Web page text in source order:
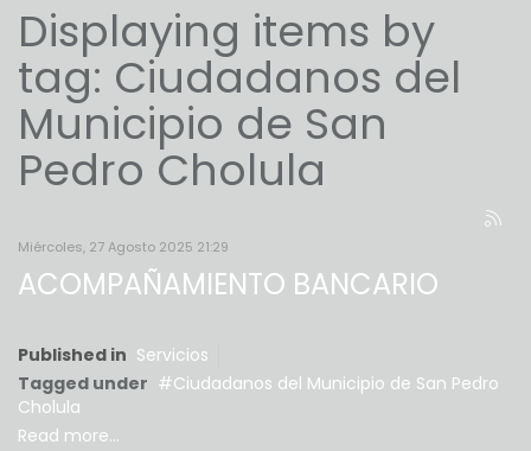
Displaying items by
tag: Ciudadanos del
Municipio de San
Pedro Cholula
Miércoles, 27 Agosto 2025 21:29
ACOMPAÑAMIENTO BANCARIO
Published in Servicios
Tagged under
Ciudadanos del Municipio de San Pedro
Cholula
Read more...